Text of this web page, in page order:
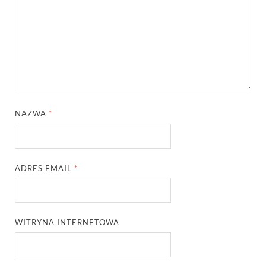
NAZWA *
ADRES EMAIL *
WITRYNA INTERNETOWA